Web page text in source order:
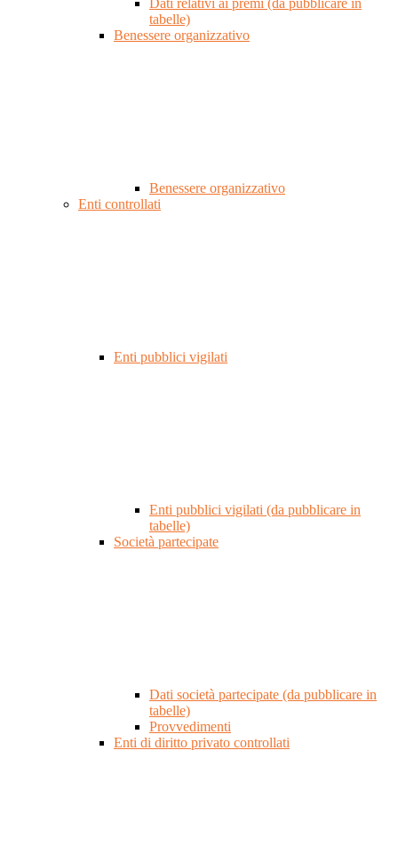
Dati relativi ai premi (da pubblicare in
tabelle)
Benessere organizzativo
Benessere organizzativo
Enti controllati
Enti pubblici vigilati
Enti pubblici vigilati (da pubblicare in
tabelle)
Società partecipate
Dati società partecipate (da pubblicare in
tabelle)
Provvedimenti
Enti di diritto privato controllati